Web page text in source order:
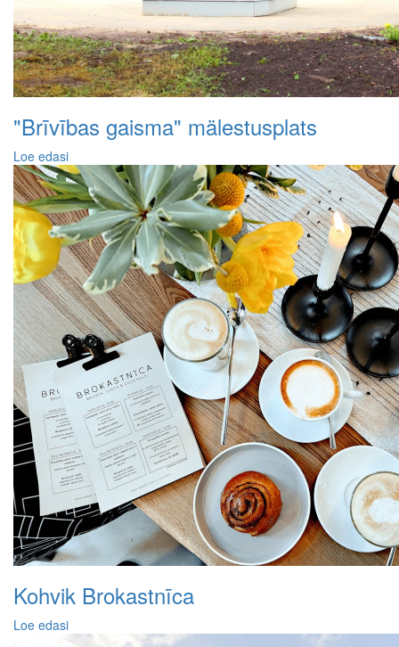
"Brīvības gaisma" mälestusplats
Loe edasi
Kohvik Brokastnīca
Loe edasi